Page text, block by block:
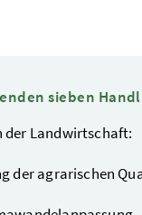
sieben
der Landwirtschaft:
der agrarischen